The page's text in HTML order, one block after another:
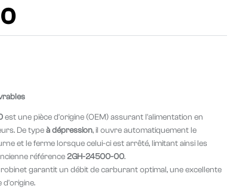
est une pièce d'origine (OEM) assurant l'alimentation en
De typeà dépression, il ouvre automatiquement le
et le ferme lorsque celui-ci est arrêté, limitant ainsi les
référence2GH-24500-00.
garantit un débit de carburant optimal, une excellente
d'origine.